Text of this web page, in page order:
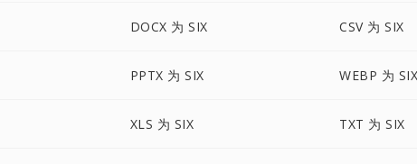
DOCX 为 SIX CSV 为 SIX
PPTX 为 SIX WEBP 为
XLS 为 SIX TXT 为 SIX